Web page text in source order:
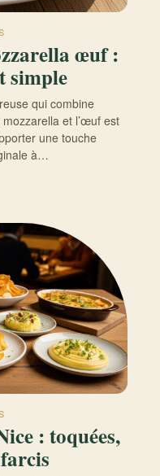
œuf :
simple
qui combine
et l’œuf est
une touche
à…
: toquées,